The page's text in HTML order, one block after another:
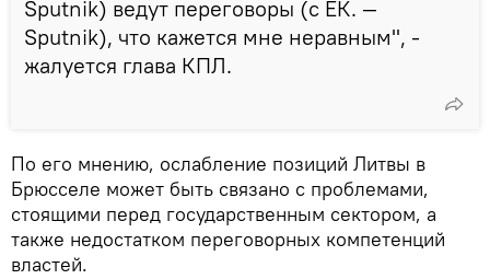
Sputnik) ведут переговоры (с ЕК. —
Sputnik), что кажется мне неравным", -
жалуется глава КПЛ.
По его мнению, ослабление позиций Литвы в
Брюсселе может быть связано с проблемами,
стоящими перед государственным сектором, а
также недостатком переговорных компетенций
властей.